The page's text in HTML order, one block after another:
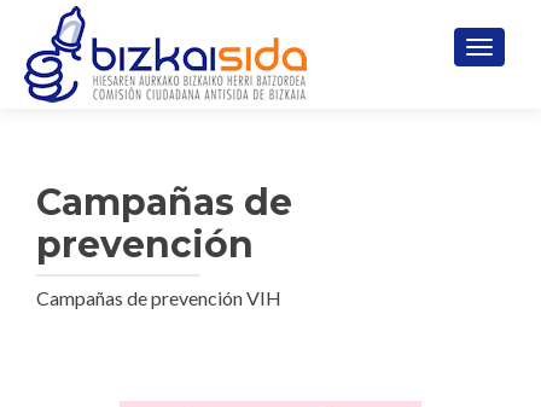
Campañas de
prevención
Campañas de prevención VIH